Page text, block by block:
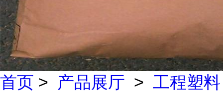
首页 > 产品展厅 > 工程塑料